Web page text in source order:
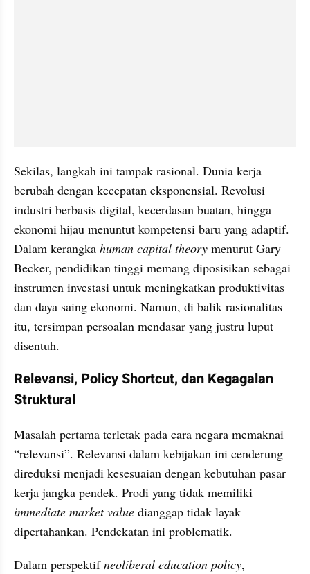
Sekilas, langkah ini tampak rasional. Dunia kerja
berubah dengan kecepatan eksponensial. Revolusi
industri berbasis digital, kecerdasan buatan, hingga
ekonomi hijau menuntut kompetensi baru yang adaptif.
Dalam kerangka human capital theory menurut Gary
Becker, pendidikan tinggi memang diposisikan sebagai
instrumen investasi untuk meningkatkan produktivitas
dan daya saing ekonomi. Namun, di balik rasionalitas
itu, tersimpan persoalan mendasar yang justru luput
disentuh.
Relevansi, Policy Shortcut, dan Kegagalan
Struktural
Masalah pertama terletak pada cara negara memaknai
“relevansi”. Relevansi dalam kebijakan ini cenderung
direduksi menjadi kesesuaian dengan kebutuhan pasar
immediate market value dianggap tidak layak
dipertahankan. Pendekatan ini problematik.
Dalam perspektif neoliberal education policy,